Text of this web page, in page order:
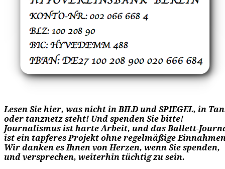
Lesen Sie hier, was nicht in BILD und SPIEGEL, in
oder tanznetz steht! Und spenden Sie bitte!
Journalismus ist harte Arbeit, und das Ballett-
ist ein tapferes Projekt ohne regelmäßige
Wir danken es Ihnen von Herzen, wenn Sie spenden,
und versprechen, weiterhin tüchtig zu sein.